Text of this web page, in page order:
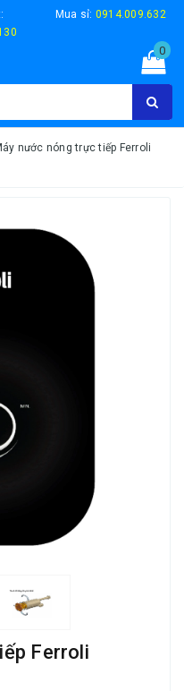
Mua sỉ: 0914.009.632
0
nước nóng trực tiếp Ferroli
Ferroli